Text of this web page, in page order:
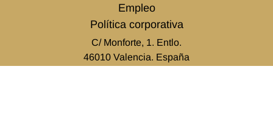
Empleo
Política corporativa
C/ Monforte, 1. Entlo.
46010 Valencia. España